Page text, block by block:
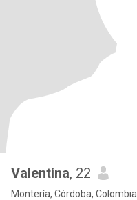
Valentina, 22
Montería, Córdoba, Colombia